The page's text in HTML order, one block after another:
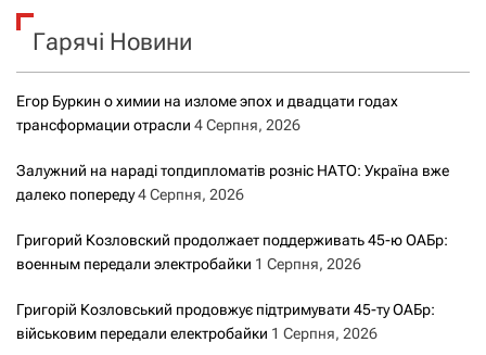
к
Гарячі Новини
Егор Буркин о химии на изломе эпох и двадцати годах
трансформации отрасли 4 Серпня, 2026
Залужний на нараді топдипломатів розніс НАТО: Україна вже
далеко попереду4 Серпня, 2026
Григорий Козловский продолжает поддерживать 45-ю ОАБр:
военным передали электробайки 1 Серпня, 2026
Григорій Козловський продовжує підтримувати 45-ту ОАБр:
військовим передали електробайки 1 Серпня, 2026